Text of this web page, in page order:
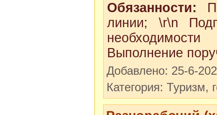
Обязанности:
линии; \r\n
Выполнение
Добавлено: 25-6-
Категория: Туризм,